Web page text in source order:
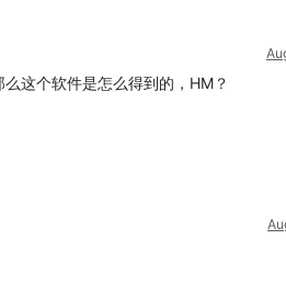
这个软件是怎么得到的，HM？